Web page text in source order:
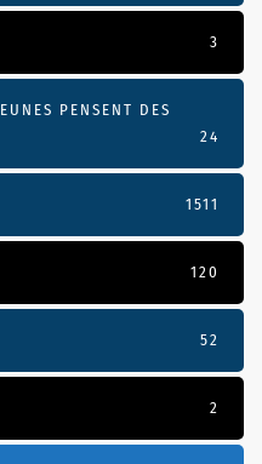
3
PENSENT DES
24
1511
120
52
2